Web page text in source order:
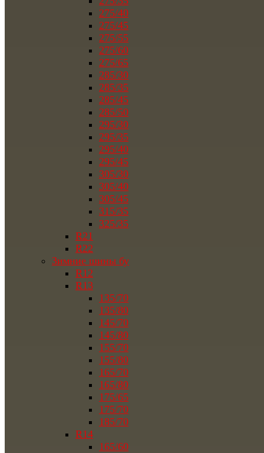
275/40
275/45
275/55
275/60
275/65
285/30
285/35
285/45
285/50
295/30
295/35
295/40
295/45
305/30
305/40
305/45
315/35
325/35
R21
R22
Зимние шины бу
R12
R13
135/70
135/80
145/70
145/80
155/70
155/80
165/70
165/80
175/65
175/70
185/70
R14
165/60